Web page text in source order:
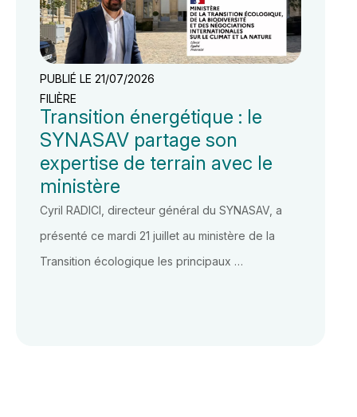
PUBLIÉ LE 21/07/2026
FILIÈRE
Transition énergétique : le
SYNASAV partage son
expertise de terrain avec le
ministère
Cyril RADICI, directeur général du SYNASAV, a
présenté ce mardi 21 juillet au ministère de la
Transition écologique les principaux …